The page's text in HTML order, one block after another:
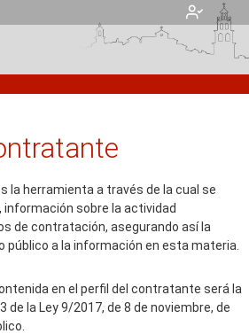
la herramienta a través de la cual se
sobre la actividad
de contratación, asegurando así la
público a la información en esta materia.
en el perfil del contratante será la
de la Ley 9/2017, de 8 de noviembre, de